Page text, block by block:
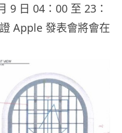
9 日 04：00 至 23：
Apple 發表會將會在